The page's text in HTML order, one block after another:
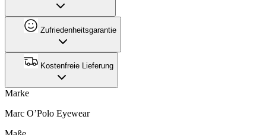
Zufriedenheitsgarantie
Kostenfreie Lieferung
Marke
Marc O’Polo Eyewear